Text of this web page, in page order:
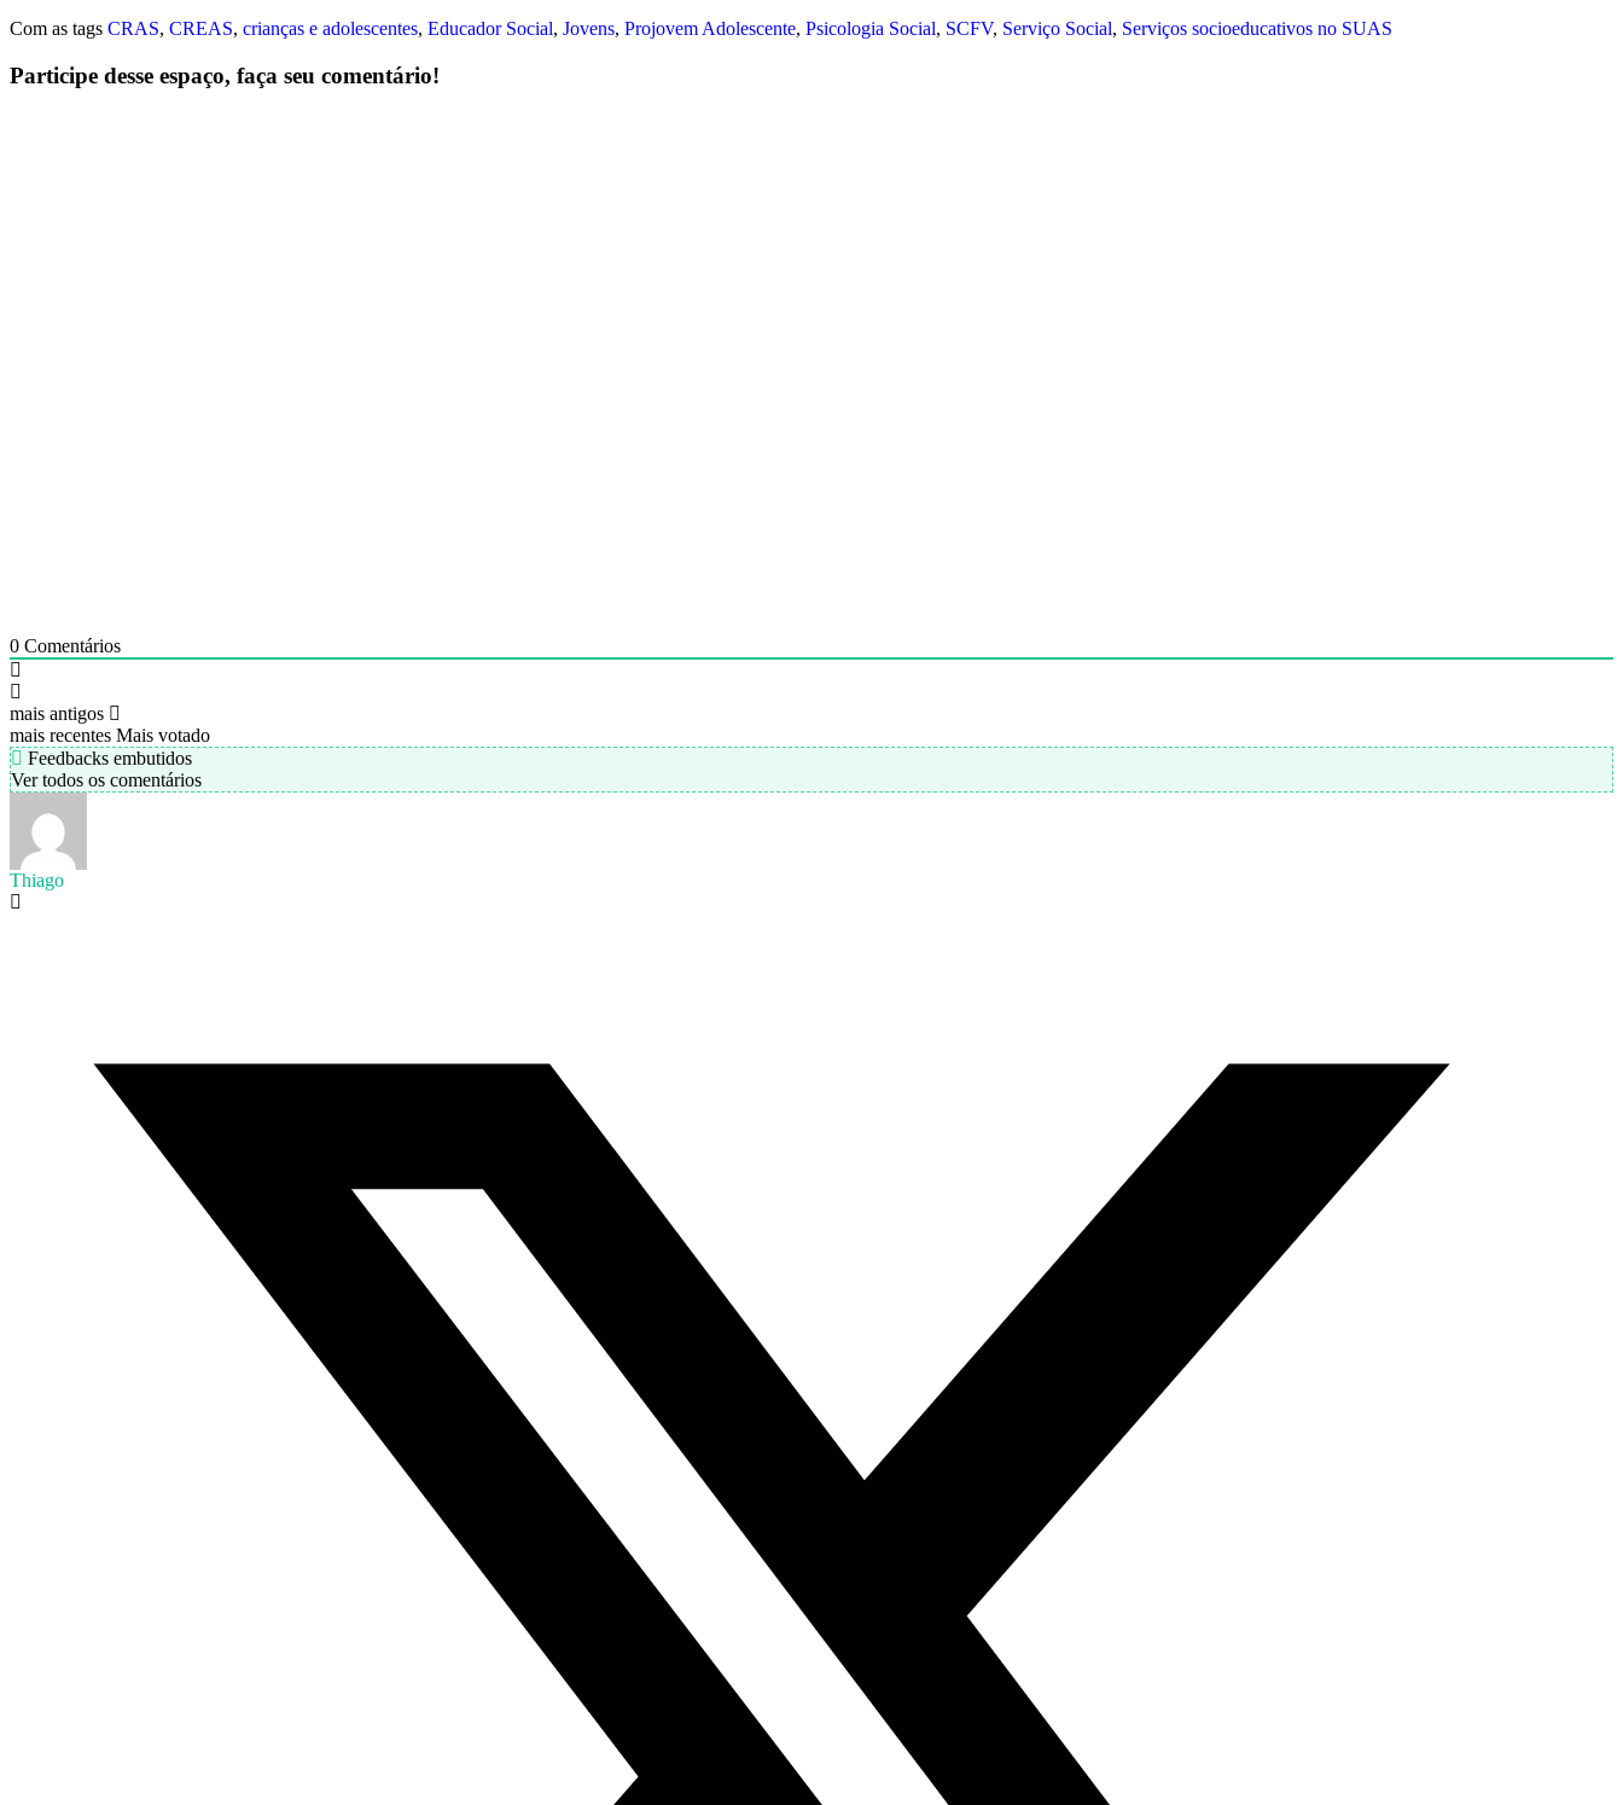
Com as tags CRAS, CREAS, crianças e adolescentes, Educador Social, Jovens, Projovem Adolescente, Psicologia Social, SCFV, Serviço Social, Serviços socioeducativos no SUAS
Participe desse espaço, faça seu comentário!
0 Comentários
mais antigos
mais recentes Mais votado
Feedbacks embutidos
Ver todos os comentários
Thiago